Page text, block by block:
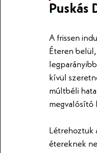
Puskás
A frissen
Éteren
kívül
múltbéli
megvalósító
Létrehoztuk
étereknek